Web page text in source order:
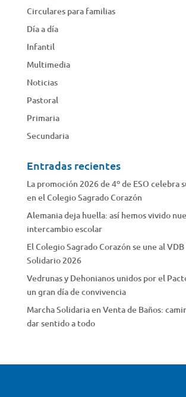
Circulares para familias
Día a día
Infantil
Multimedia
Noticias
Pastoral
Primaria
Secundaria
Entradas recientes
La promoción 2026 de 4º de ESO celebra
en el Colegio Sagrado Corazón
Alemania deja huella: así hemos vivido
intercambio escolar
El Colegio Sagrado Corazón se une al
Solidario 2026
Vedrunas y Dehonianos unidos por el
un gran día de convivencia
Marcha Solidaria en Venta de Baños:
dar sentido a todo